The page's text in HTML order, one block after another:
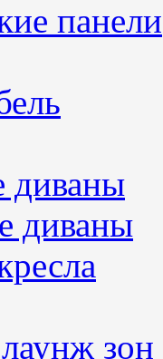
панели
диваны
диваны
зон